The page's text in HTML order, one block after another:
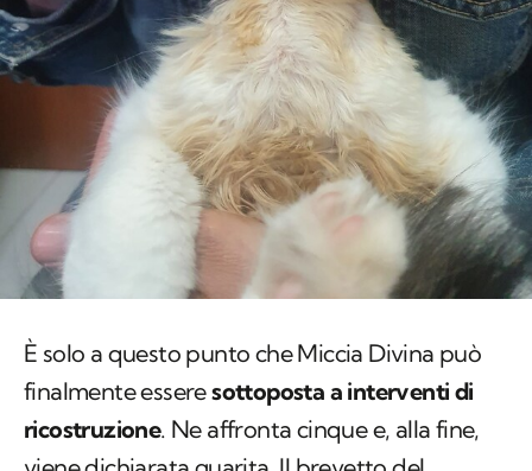
È solo a questo punto che Miccia Divina può
finalmente esseresottoposta a interventi di
ricostruzione. Ne affronta cinque e, alla fine,